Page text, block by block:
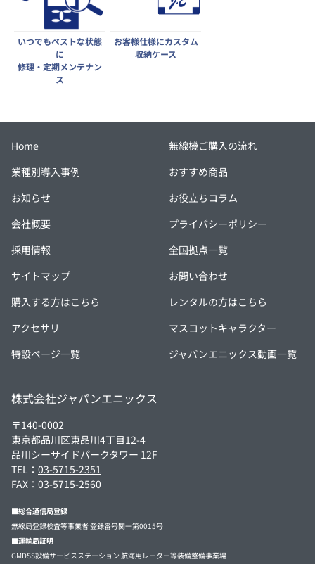
いつでもベストな状態
に
修理・定期メンテナン
ス
お客様仕様にカスタム
収納ケース
Home
無線機ご購入の流れ
業種別導入事例
おすすめ商品
お知らせ
お役立ちコラム
会社概要
プライバシーポリシー
採用情報
全国拠点一覧
サイトマップ
お問い合わせ
購入する方はこちら
レンタルの方はこちら
アクセサリ
マスコットキャラクター
特設ページ一覧
ジャパンエニックス動画一覧
株式会社ジャパンエニックス
〒140-0002
東京都品川区東品川4丁目12-4
品川シーサイドパークタワー 12F
TEL： 03-5715-2351
FAX：03-5715-2560
■総合通信局登録
無線局登録検査等事業者 登録番号関一第0015号
■運輸局証明
GMDSS設備サービスステーション 航海用レーダー等装備整備事業場